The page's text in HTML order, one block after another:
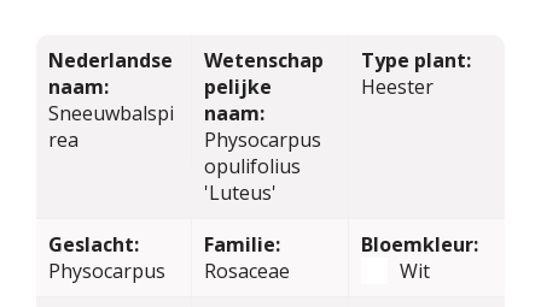
Nederlandse
naam:
Sneeuwbalspi
rea
Wetenschap
pelijke
naam:
Physocarpus
opulifolius
'Luteus'
Type plant:
Heester
Geslacht:
Physocarpus
Familie:
Rosaceae
Bloemkleur:
Wit